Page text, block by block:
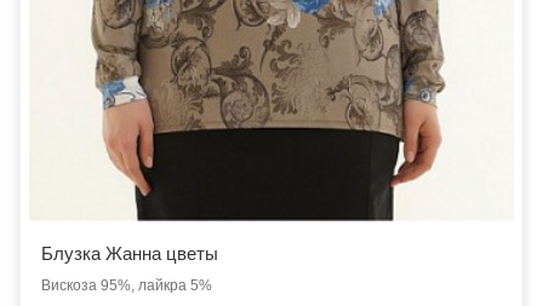
Блузка Жанна цветы
Вискоза 95%, лайкра 5%